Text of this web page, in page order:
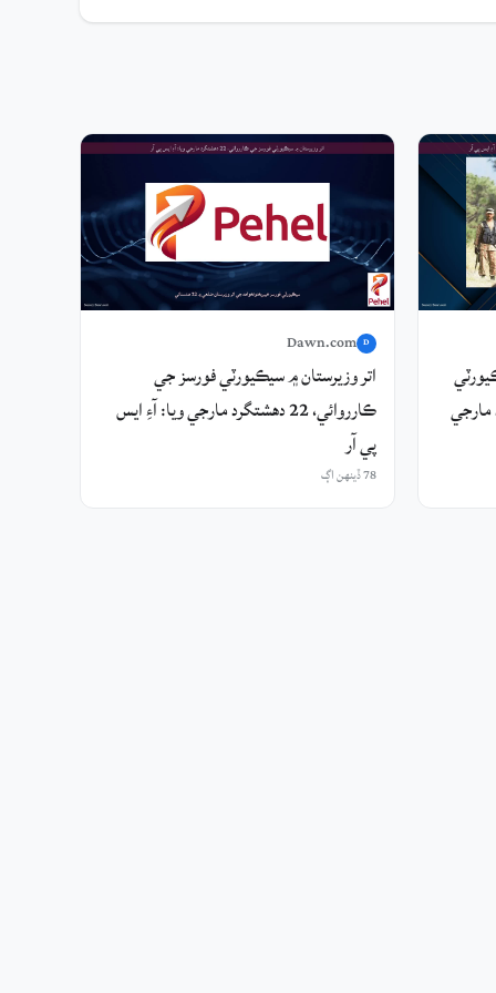
مارجي
D
Dawn.com
اتر وزيرستان ۾ سيڪيورٽي فورسز جي
ڪارروائي، 22 دهشتگرد مارجي ويا: آءِ ايس
پي آر
78 ڏينهن اڳ